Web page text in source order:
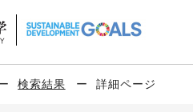
検索結果 詳細ページ